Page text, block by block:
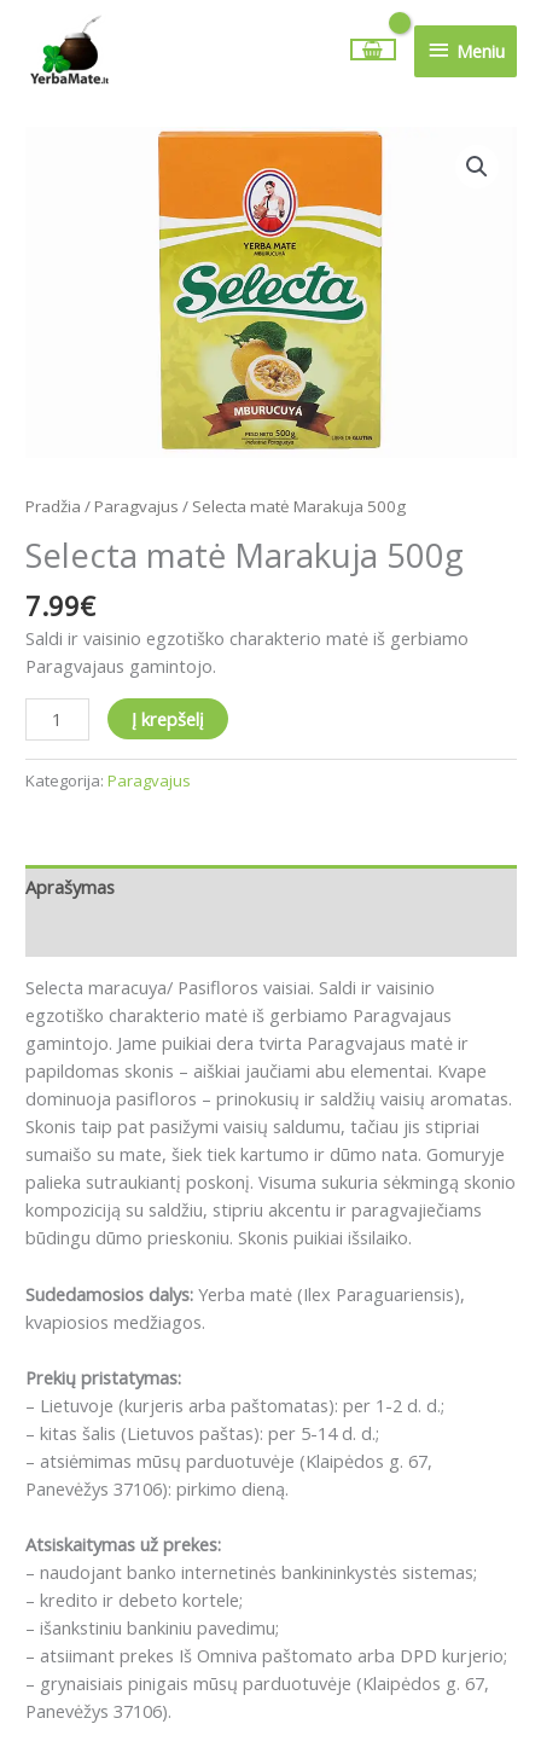
turinio
Meniu
Meniu
Pradžia / Paragvajus / Selecta matė Marakuja 500g
Selecta matė Marakuja 500g
7.99€
Saldi ir vaisinio egzotiško charakterio matė iš gerbiamo
Paragvajaus gamintojo.
Į krepšelį
Kategorija: Paragvajus
Aprašymas
Selecta maracuya/ Pasifloros vaisiai. Saldi ir vaisinio
egzotiško charakterio matė iš gerbiamo Paragvajaus
gamintojo. Jame puikiai dera tvirta Paragvajaus matė ir
papildomas skonis – aiškiai jaučiami abu elementai. Kvape
dominuoja pasifloros – prinokusių ir saldžių vaisių aromatas.
Skonis taip pat pasižymi vaisių saldumu, tačiau jis stipriai
sumaišo su mate, šiek tiek kartumo ir dūmo nata. Gomuryje
palieka sutraukiantį poskonį. Visuma sukuria sėkmingą skonio
kompoziciją su saldžiu, stipriu akcentu ir paragvajiečiams
būdingu dūmo prieskoniu. Skonis puikiai išsilaiko.
Sudedamosios dalys: Yerba matė (Ilex Paraguariensis),
kvapiosios medžiagos.
Prekių pristatymas:
– Lietuvoje (kurjeris arba paštomatas): per 1-2 d. d.;
– kitas šalis (Lietuvos paštas): per 5-14 d. d.;
– atsiėmimas mūsų parduotuvėje (Klaipėdos g. 67,
Panevėžys 37106): pirkimo dieną.
Atsiskaitymas už prekes:
– naudojant banko internetinės bankininkystės sistemas;
– kredito ir debeto kortele;
– išankstiniu bankiniu pavedimu;
– atsiimant prekes Iš Omniva paštomato arba DPD kurjerio;
– grynaisiais pinigais mūsų parduotuvėje (Klaipėdos g. 67,
Panevėžys 37106).